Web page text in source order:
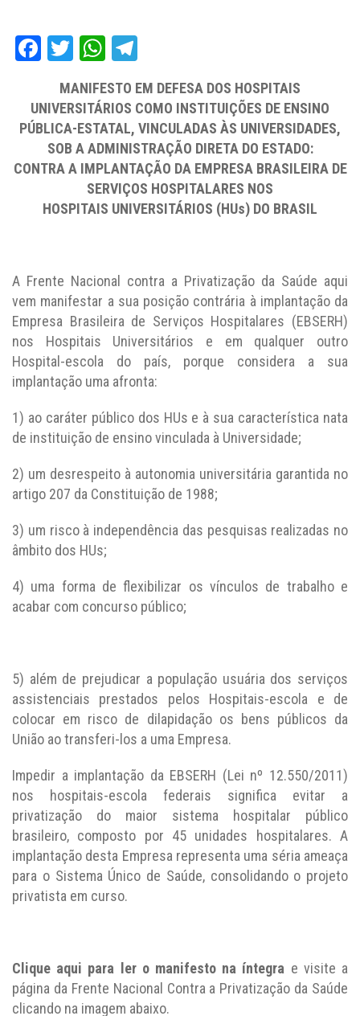
Facebook
TwitterWhatsApp
MANIFESTO EM DEFESA DOS HOSPITAIS
UNIVERSITÁRIOS COMO INSTITUIÇÕES DE ENSINO
PÚBLICA-ESTATAL, VINCULADAS ÀS UNIVERSIDADES,
SOB A ADMINISTRAÇÃO DIRETA DO ESTADO:
CONTRA A IMPLANTAÇÃO DA EMPRESA BRASILEIRA DE
SERVIÇOS HOSPITALARES NOS
HOSPITAIS UNIVERSITÁRIOS (HUs) DO BRASIL
A Frente Nacional contra a Privatização da Saúde aqui
vem manifestar a sua posição contrária à implantação da
Empresa Brasileira de Serviços Hospitalares (EBSERH)
nos Hospitais Universitários e em qualquer outro
Hospital-escola do país, porque considera a sua
implantação uma afronta:
1) ao caráter público dos HUs e à sua característica nata
de instituição de ensino vinculada à Universidade;
2) um desrespeito à autonomia universitária garantida no
artigo 207 da Constituição de 1988;
3) um risco à independência das pesquisas realizadas no
âmbito dos HUs;
4) uma forma de flexibilizar os vínculos de trabalho e
acabar com concurso público;
5) além de prejudicar a população usuária dos serviços
assistenciais prestados pelos Hospitais-escola e de
colocar em risco de dilapidação os bens públicos da
União ao transferi-los a uma Empresa.
Impedir a implantação da EBSERH (Lei nº 12.550/2011)
nos hospitais-escola federais significa evitar a
privatização do maior sistema hospitalar público
brasileiro, composto por 45 unidades hospitalares. A
implantação desta Empresa representa uma séria ameaça
para o Sistema Único de Saúde, consolidando o projeto
privatista em curso.
Clique aqui para ler o manifesto na íntegra e visite a
página da Frente Nacional Contra a Privatização da Saúde
clicando na imagem abaixo.